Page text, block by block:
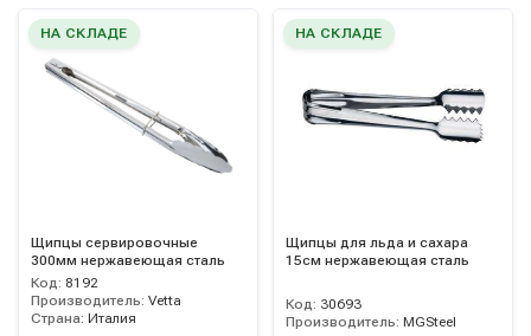
НА СКЛАДЕ
Щипцы сервировочные
300мм нержавеющая сталь
Код: 8192
Производитель: Vetta
Страна: Италия
НА СКЛАДЕ
Щипцы для льда и сахара
15см нержавеющая сталь
Код: 30693
Производитель: MGSteel